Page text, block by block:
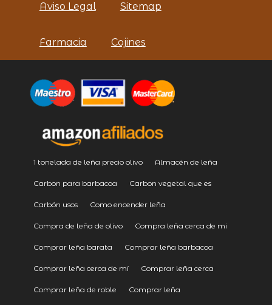
Aviso Legal Sitemap
Farmacia Cojines
1 tonelada de leña precio olivo Almacén de leña
Carbon para barbacoa Carbon vegetal que es
Carbón usos Como encender leña
Compra de leña de olivo Compra leña cerca de mi
Comprar leña barata Comprar leña barbacoa
Comprar leña cerca de mí Comprar leña cerca
Comprar leña de roble Comprar leña